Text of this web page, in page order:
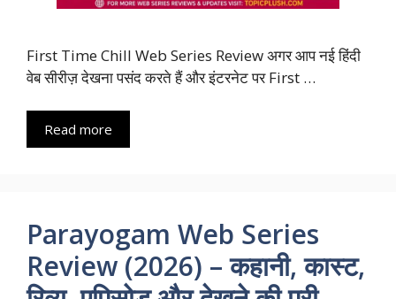
First Time Chill Web Series Review अगर आप नई हिंदी
वेब सीरीज़ देखना पसंद करते हैं और इंटरनेट पर First …
Read more
Parayogam Web Series
Review (2026) – कहानी, कास्ट,